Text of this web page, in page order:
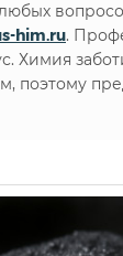
him.ru.
Химия